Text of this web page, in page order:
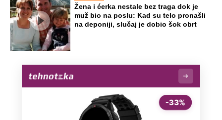
Žena i ćerka nestale bez traga dok je
muž bio na poslu: Kad su telo pronašli
na deponiji, slučaj je dobio šok obrt